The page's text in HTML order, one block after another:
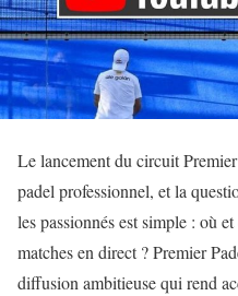
Le lancement du circuit
padel professionnel, et la
les passionnés est simple : où
matches en direct ? Premier
diffusion ambitieuse qui rend